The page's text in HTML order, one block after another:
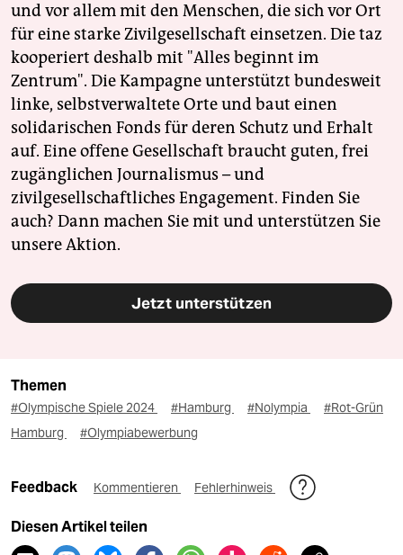
und vor allem mit den Menschen, die sich vor Ort
für eine starke Zivilgesellschaft einsetzen. Die taz
kooperiert deshalb mit "Alles beginnt im
Zentrum". Die Kampagne unterstützt bundesweit
linke, selbstverwaltete Orte und baut einen
solidarischen Fonds für deren Schutz und Erhalt
auf. Eine offene Gesellschaft braucht guten, frei
zugänglichen Journalismus – und
zivilgesellschaftliches Engagement. Finden Sie
auch? Dann machen Sie mit und unterstützen Sie
unsere Aktion.
Jetzt unterstützen
Themen
#Olympische Spiele 2024 #Hamburg #Nolympia
#Rot-Grün
Hamburg
#Olympiabewerbung
Feedback Kommentieren Fehlerhinweis
Diesen Artikel teilen